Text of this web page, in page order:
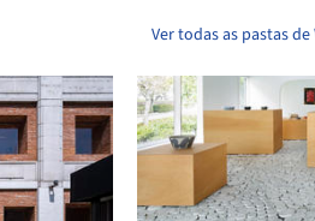
Ver todas as pastas de